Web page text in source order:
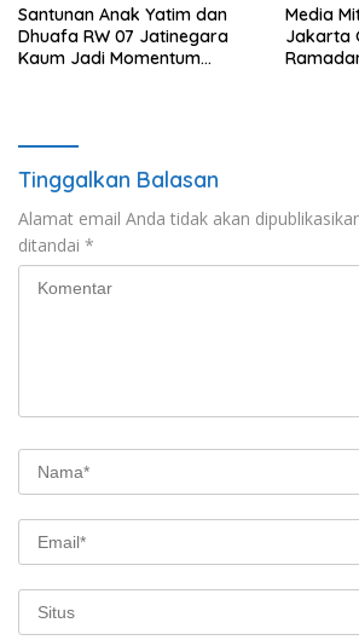
Santunan Anak Yatim dan
Dhuafa RW 07 Jatinegara
Kaum Jadi Momentum
Media
Jakarta
Tinggalkan Balasan
Alamat email Anda tidak akan
ditandai *